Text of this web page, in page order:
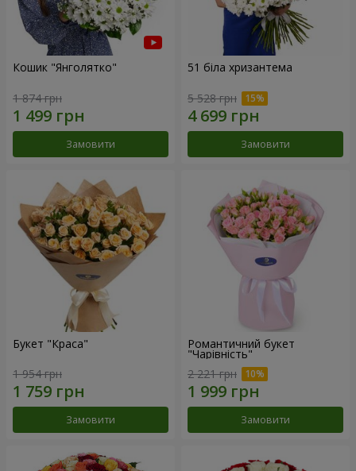
Кошик "Янголятко"
1 874 грн
Замовити
51 біла хризантема
5 528 грн
Замовити
Букет "Краса"
1 954 грн
Замовити
Романтичний букет
"Чарівність"
2 221 грн
Замовити